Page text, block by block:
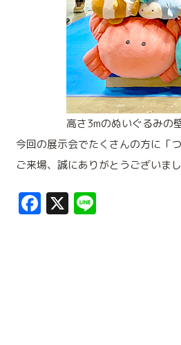
高さ3mのぬいぐるみ
今回の展示会でたくさんの方に「
ご来場、誠にありがとうございまし
Facebook
X Line